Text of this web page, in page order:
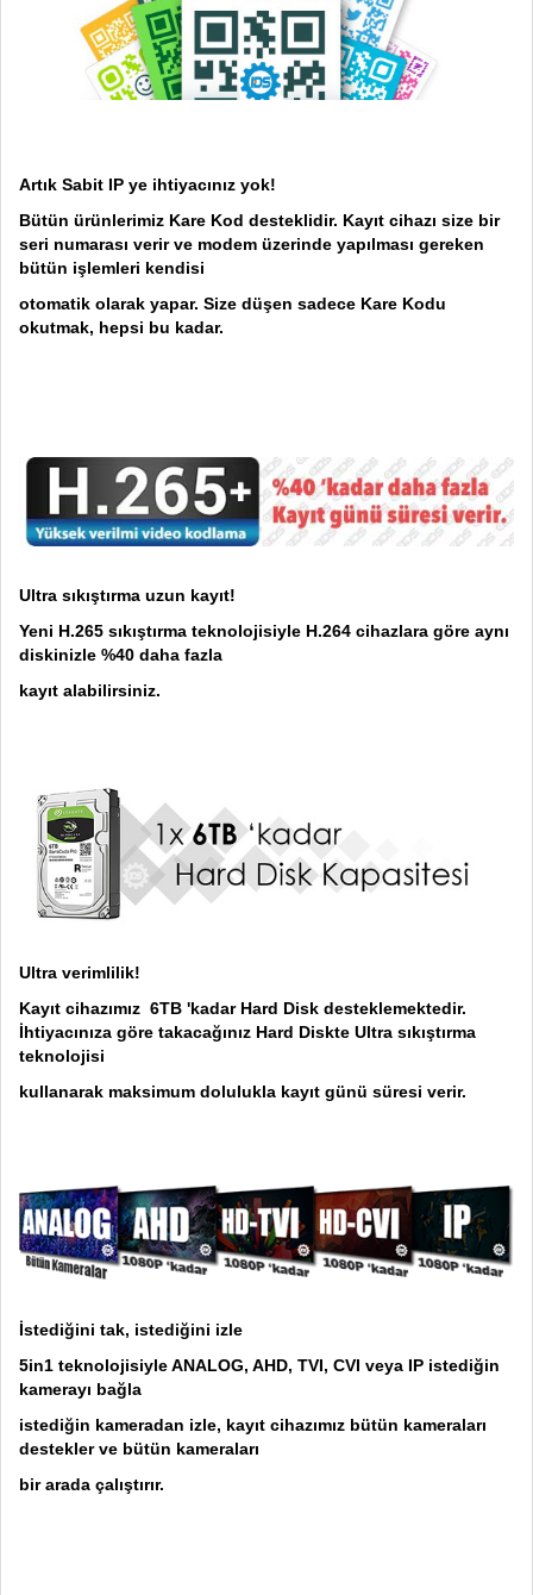
Artık Sabit IP ye ihtiyacınız yok!
Bütün ürünlerimiz Kare Kod desteklidir. Kayıt cihazı size bir
seri numarası verir ve modem üzerinde yapılması gereken
bütün işlemleri kendisi
otomatik olarak yapar. Size düşen sadece Kare Kodu
okutmak, hepsi bu kadar.
Ultra sıkıştırma uzun kayıt!
Yeni H.265 sıkıştırma teknolojisiyle H.264 cihazlara göre aynı
diskinizle %40 daha fazla
kayıt alabilirsiniz.
Ultra verimlilik!
Kayıt cihazımız 6TB 'kadar Hard Disk desteklemektedir.
İhtiyacınıza göre takacağınız Hard Diskte Ultra sıkıştırma
teknolojisi
kullanarak maksimum dolulukla kayıt günü süresi verir.
İstediğini tak, istediğini izle
5in1 teknolojisiyle ANALOG, AHD, TVI, CVI veya IP istediğin
kamerayı bağla
istediğin kameradan izle, kayıt cihazımız bütün kameraları
destekler ve bütün kameraları
bir arada çalıştırır.